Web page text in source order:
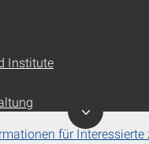
für
Institute